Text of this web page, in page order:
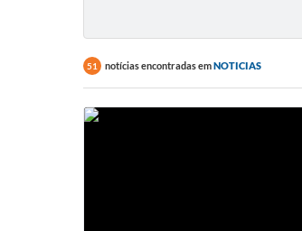
51 notícias encontradas emNOTICIAS